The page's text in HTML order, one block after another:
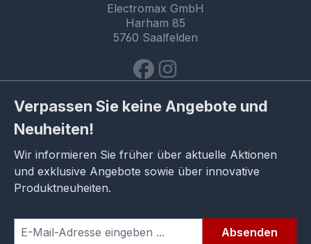
Electromax GmbH
Harham 85
5760 Saalfelden
Verpassen Sie keine Angebote und
Neuheiten!
Wir informieren Sie früher über aktuelle Aktionen
und exklusive Angebote sowie über innovative
Produktneuheiten.
Absenden